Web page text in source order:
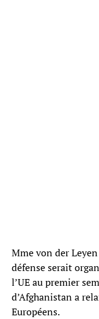
Mme von der
défense serait
l’UE au premier
d’Afghanistan a
Européens.